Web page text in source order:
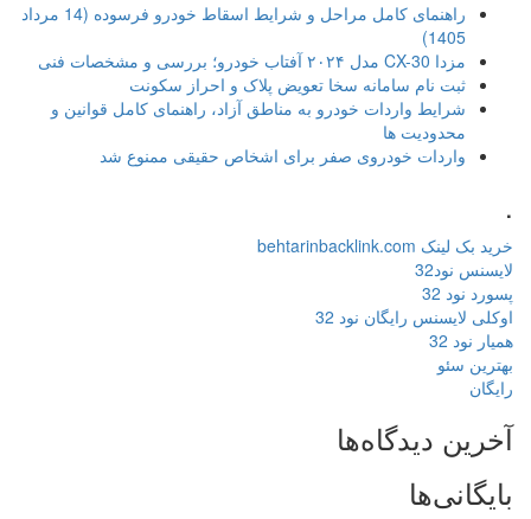
راهنمای کامل مراحل و شرایط اسقاط خودرو فرسوده (14 مرداد
1405)
مزدا CX-30 مدل ۲۰۲۴ آفتاب خودرو؛ بررسی و مشخصات فنی
ثبت نام سامانه سخا تعویض پلاک و احراز سکونت
شرایط واردات خودرو به مناطق آزاد، راهنمای کامل قوانین و
محدودیت ها
واردات خودروی صفر برای اشخاص حقیقی ممنوع شد
خرید بک لینک behtarinbacklink.com
لایسنس نود32
پسورد نود 32
اوکلی لایسنس رایگان نود 32
همیار نود 32
بهترین سئو
رایگان
آخرین دیدگاه‌ها
بایگانی‌ها